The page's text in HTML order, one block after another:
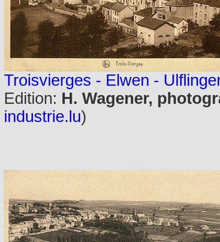
Troisvierges - Elwen -
Edition: H. Wagener,
industrie.lu)